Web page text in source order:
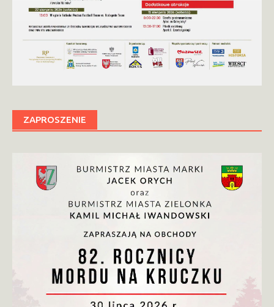
ZAPROSZENIE